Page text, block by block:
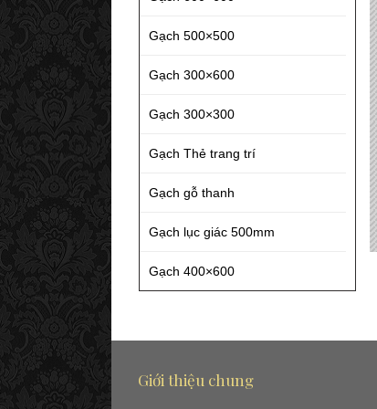
Gạch 500×500
Gạch 300×600
Gạch 300×300
Gạch Thẻ trang trí
Gạch gỗ thanh
Gạch lục giác 500mm
Gạch 400×600
Giới thiệu chung